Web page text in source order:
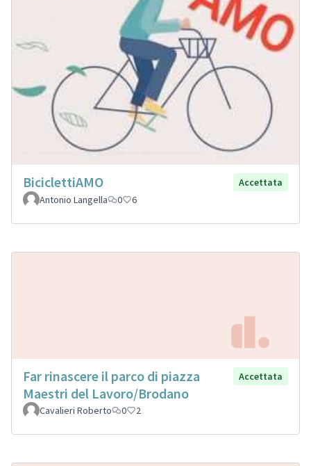
BiciclettiAMO
Accettata
Antonio Langella
0 6
Far rinascere il parco di piazza
Maestri del Lavoro/Brodano
Accettata
Cavalieri Roberto 0 2